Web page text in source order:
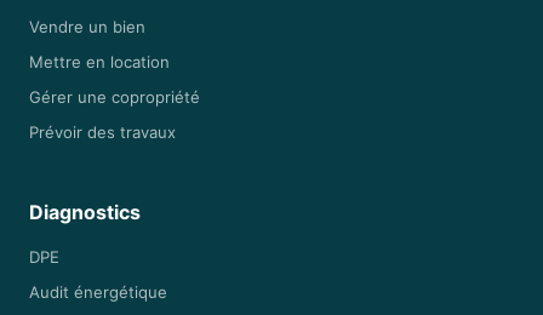
Vendre un bien
Mettre en location
Gérer une copropriété
Prévoir des travaux
Diagnostics
DPE
Audit énergétique